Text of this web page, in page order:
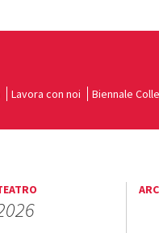
Lavora con noi Biennale